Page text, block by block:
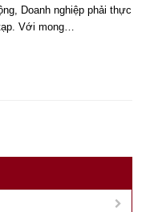
Doanh nghiệp phải thực
Với mong…